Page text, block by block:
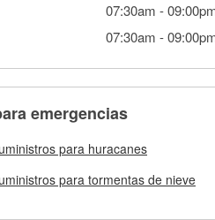
07:30am -
07:30am -
emergencias
para huracanes
para tormentas de nieve